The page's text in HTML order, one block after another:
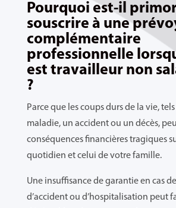
Pourquoi est-il
souscrire à une
complémentaire
professionnelle
est travailleur non
?
Parce que les coups durs de la vie,
maladie, un accident ou un décès,
conséquences financières tragiques
quotidien et celui de votre famille.
Une insuffisance de garantie en cas
d’accident ou d’hospitalisation peut